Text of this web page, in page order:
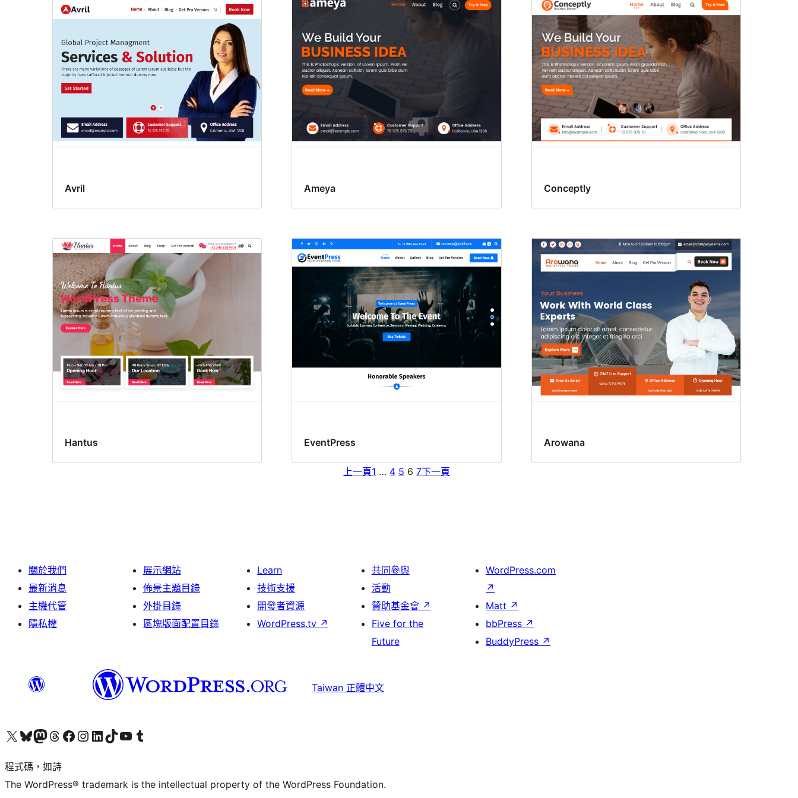
Avril Ameya Conceptly
Hantus EventPress Arowana
上一頁1 … 4 5 6 7下一頁
關於我們
最新消息
主機代管
隱私權
展示網站
佈景主題目錄
外掛目錄
區塊版面配置目錄
Learn
技術支援
開發者資源
WordPress.tv ↗
共同參與
活動
贊助基金會 ↗
Five for the
Future
WordPress.com
↗
Matt ↗
bbPress ↗
BuddyPress ↗
Taiwan 正體中文
查看我們的 X (之前的 Twitter) 帳號造訪我們的 Bluesky 帳號造訪我們的 Mastodon 帳號造訪我們的 Threads 帳號 造訪我們的 Facebook 粉絲專頁Visit our Instagram account
Visit our LinkedIn account
造訪我們的 TikTok 帳號Visit our YouTube channel
造訪我們的 Tumblr 帳號
程式碼，如詩
The WordPress® trademark is the intellectual property of the WordPress Foundation.